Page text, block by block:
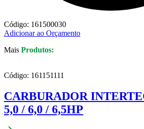
Código: 161500030
Adicionar ao Orçamento
Mais Produtos:
Código: 161151111
CARBURADOR
5,0 / 6,0 / 6,5HP